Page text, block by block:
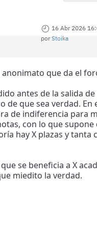
16 Abr 2026
porStoika
que da el
antes de la salida
que sea verdad. En
de indiferencia para
con lo que supone
hay X plazas y tanta
se beneficia a X
miedito la verdad.